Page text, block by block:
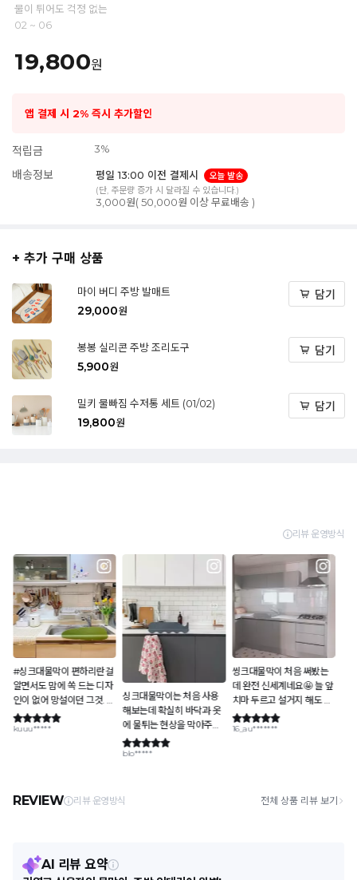
물이 튀어도 걱정 없는
02 ~ 06
19,800원
앱 결제 시 2% 즉시 추가할인
적립금 3%
배송정보 평일 13:00 이전 결제시
오늘 발송
(단, 주문량 증가 시 달라질 수 있습니다.)
3,000원( 50,000원 이상 무료배송 )
+ 추가 구매 상품
마이 버디 주방 발매트
29,000원
담기
봉봉 실리콘 주방 조리도구
5,900원
담기
밀키 물빠짐 수저통 세트 (01/02)
19,800원
담기